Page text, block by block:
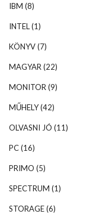
IBM (8)
INTEL(1)
KÖNYV(7)
MAGYAR (22)
MONITOR (9)
MŰHELY(42)
OLVASNI JÓ (11)
PC(16)
PRIMO (5)
SPECTRUM (1)
STORAGE(6)